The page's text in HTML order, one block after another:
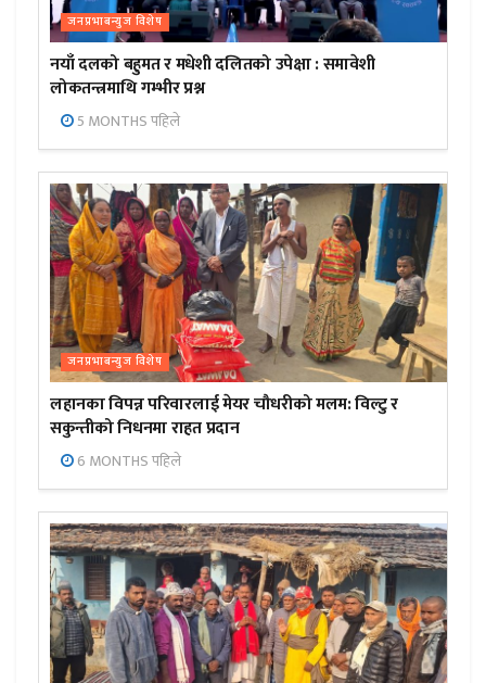
जनप्रभाबन्युज विशेष
नयाँ दलको बहुमत र मधेशी दलितको उपेक्षा : समावेशी
लोकतन्त्रमाथि गम्भीर प्रश्न
5 MONTHS पहिले
जनप्रभाबन्युज विशेष
लहानका विपन्न परिवारलाई मेयर चौधरीको मलम: विल्टु र
सकुन्तीको निधनमा राहत प्रदान
6 MONTHS पहिले